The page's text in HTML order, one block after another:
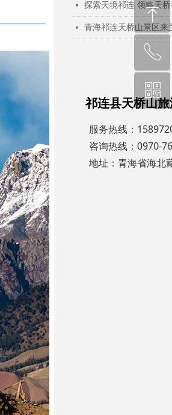
넷 探索天境祁连 领略天
넷 青海祁连天桥山景区来
祁连县天桥山
服务热线：
咨询热线：0970-
地址：青海省海北
ꁸ
回到顶部
ꂅ
0970-7680888
ꀥ
微信二维码